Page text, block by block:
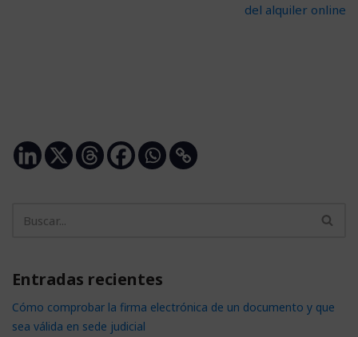
del alquiler online
Entradas recientes
Cómo comprobar la firma electrónica de un documento y que
sea válida en sede judicial